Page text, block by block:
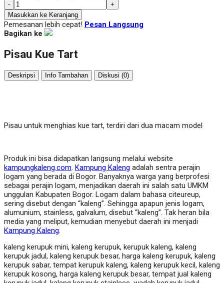
-
+
Masukkan ke Keranjang
Pemesanan lebih cepat! Pesan Langsung
Bagikan ke
Pisau Kue Tart
Deskripsi Info Tambahan Diskusi (0)
Pisau untuk menghias kue tart, terdiri dari dua macam model
Produk ini bisa didapatkan langsung melalui website
kampungkaleng.com Kampung Kaleng adalah sentra perajin
logam yang berada di Bogor. Banyaknya warga yang berprofesi
sebagai perajin logam, menjadikan daerah ini salah satu UMKM
unggulan Kabupaten Bogor. Logam dalam bahasa citeureup,
sering disebut dengan “kaleng”. Sehingga apapun jenis logam,
alumunium, stainless, galvalum, disebut “kaleng”. Tak heran bila
media yang meliput, kemudian menyebut daerah ini menjadi
Kampung Kaleng
kaleng kerupuk mini, kaleng kerupuk, kerupuk kaleng, kaleng
kerupuk jadul, kaleng kerupuk besar, harga kaleng kerupuk, kaleng
kerupuk sabar, tempat kerupuk kaleng, kaleng kerupuk kecil, kaleng
kerupuk kosong, harga kaleng kerupuk besar, tempat jual kaleng